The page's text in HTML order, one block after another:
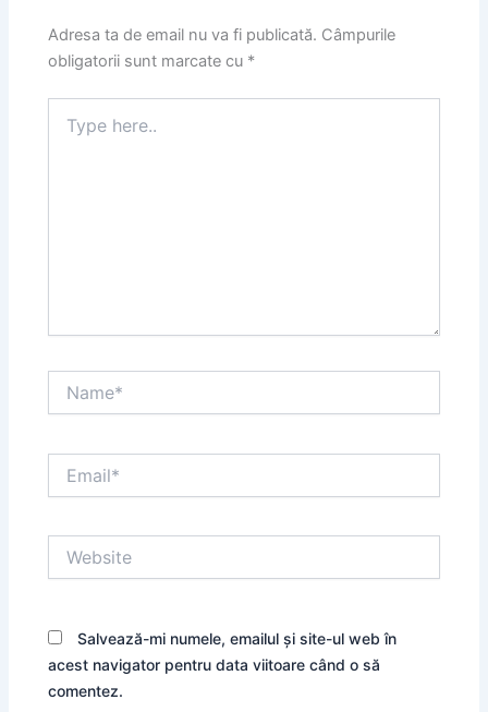
Adresa ta de email nu va fi publicată. Câmpurile
obligatorii sunt marcate cu *
here..
Salvează-mi numele, emailul și site-ul web în
acest navigator pentru data viitoare când o să
comentez.